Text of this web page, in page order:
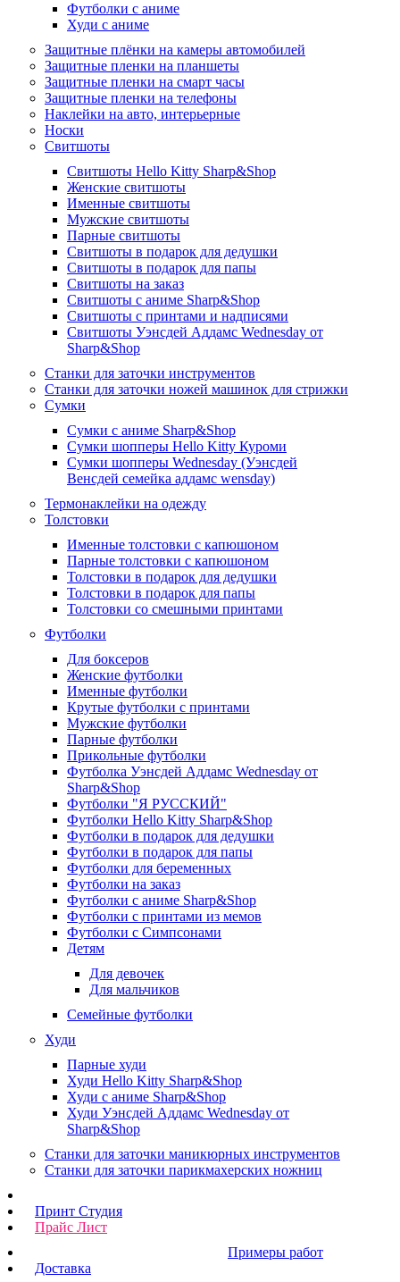
Футболки с аниме
Худи с аниме
Защитные плёнки на камеры автомобилей
Защитные пленки на планшеты
Защитные пленки на смарт часы
Защитные пленки на телефоны
Наклейки на авто, интерьерные
Носки
Свитшоты
Cвитшоты Hello Kitty Sharp&Shop
Женские свитшоты
Именные свитшоты
Мужские свитшоты
Парные свитшоты
Свитшоты в подарок для дедушки
Свитшоты в подарок для папы
Свитшоты на заказ
Свитшоты с аниме Sharp&Shop
Свитшоты с принтами и надписями
Свитшоты Уэнсдей Аддамс Wednesday от
Sharp&Shop
Станки для заточки инструментов
Станки для заточки ножей машинок для стрижки
Сумки
Сумки с аниме Sharp&Shop
Сумки шопперы Hello Kitty Куроми
Сумки шопперы Wednesday (Уэнсдей
Венсдей семейка аддамс wensday)
Термонаклейки на одежду
Толстовки
Именные толстовки с капюшоном
Парные толстовки с капюшоном
Толстовки в подарок для дедушки
Толстовки в подарок для папы
Толстовки со смешными принтами
Футболки
Для боксеров
Женские футболки
Именные футболки
Крутые футболки с принтами
Мужские футболки
Парные футболки
Прикольные футболки
Футболка Уэнсдей Аддамс Wednesday от
Sharp&Shop
Футболки "Я РУССКИЙ"
Футболки Hello Kitty Sharp&Shop
Футболки в подарок для дедушки
Футболки в подарок для папы
Футболки для беременных
Футболки на заказ
Футболки с аниме Sharp&Shop
Футболки с принтами из мемов
Футболки с Симпсонами
Детям
Для девочек
Для мальчиков
Семейные футболки
Худи
Парные худи
Худи Hello Kitty Sharp&Shop
Худи с аниме Sharp&Shop
Худи Уэнсдей Аддамс Wednesday от
Sharp&Shop
Станки для заточки маникюрных инструментов
Станки для заточки парикмахерских ножниц
Принт Студия
Прайс Лист
Примеры работ
Доставка